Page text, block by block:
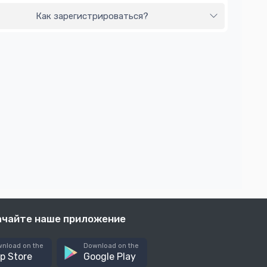
Как зарегистрироваться?
наше приложение
on the
Store
Download on the
Google Play